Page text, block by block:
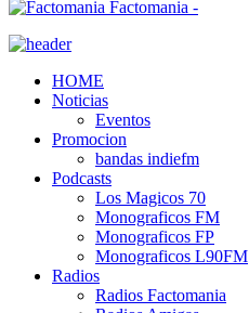
Factomania -
HOME
Noticias
Eventos
Promocion
bandas indiefm
Podcasts
Los Magicos 70
Monograficos FM
Monograficos FP
Monograficos L90FM
Radios
Radios Factomania